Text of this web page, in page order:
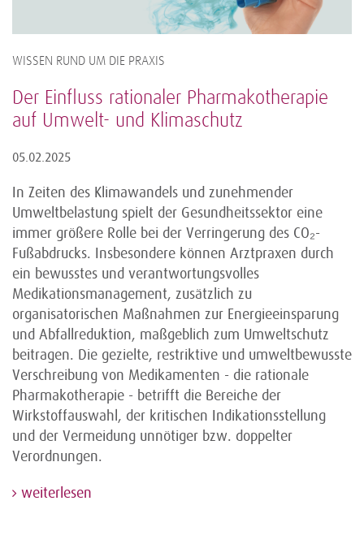
WISSEN RUND UM DIE PRAXIS
Der Einfluss rationaler Pharmakotherapie
auf Umwelt- und Klimaschutz
05.02.2025
In Zeiten des Klimawandels und zunehmender
Umweltbelastung spielt der Gesundheitssektor eine
immer größere Rolle bei der Verringerung des CO₂-
Fußabdrucks. Insbesondere können Arztpraxen durch
ein bewusstes und verantwortungsvolles
Medikationsmanagement, zusätzlich zu
organisatorischen Maßnahmen zur Energieeinsparung
und Abfallreduktion, maßgeblich zum Umweltschutz
beitragen. Die gezielte, restriktive und umweltbewusste
Verschreibung von Medikamenten - die rationale
Pharmakotherapie - betrifft die Bereiche der
Wirkstoffauswahl, der kritischen Indikationsstellung
und der Vermeidung unnötiger bzw. doppelter
Verordnungen.
weiterlesen